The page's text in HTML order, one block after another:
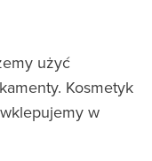
użyć
Kosmetyk
w